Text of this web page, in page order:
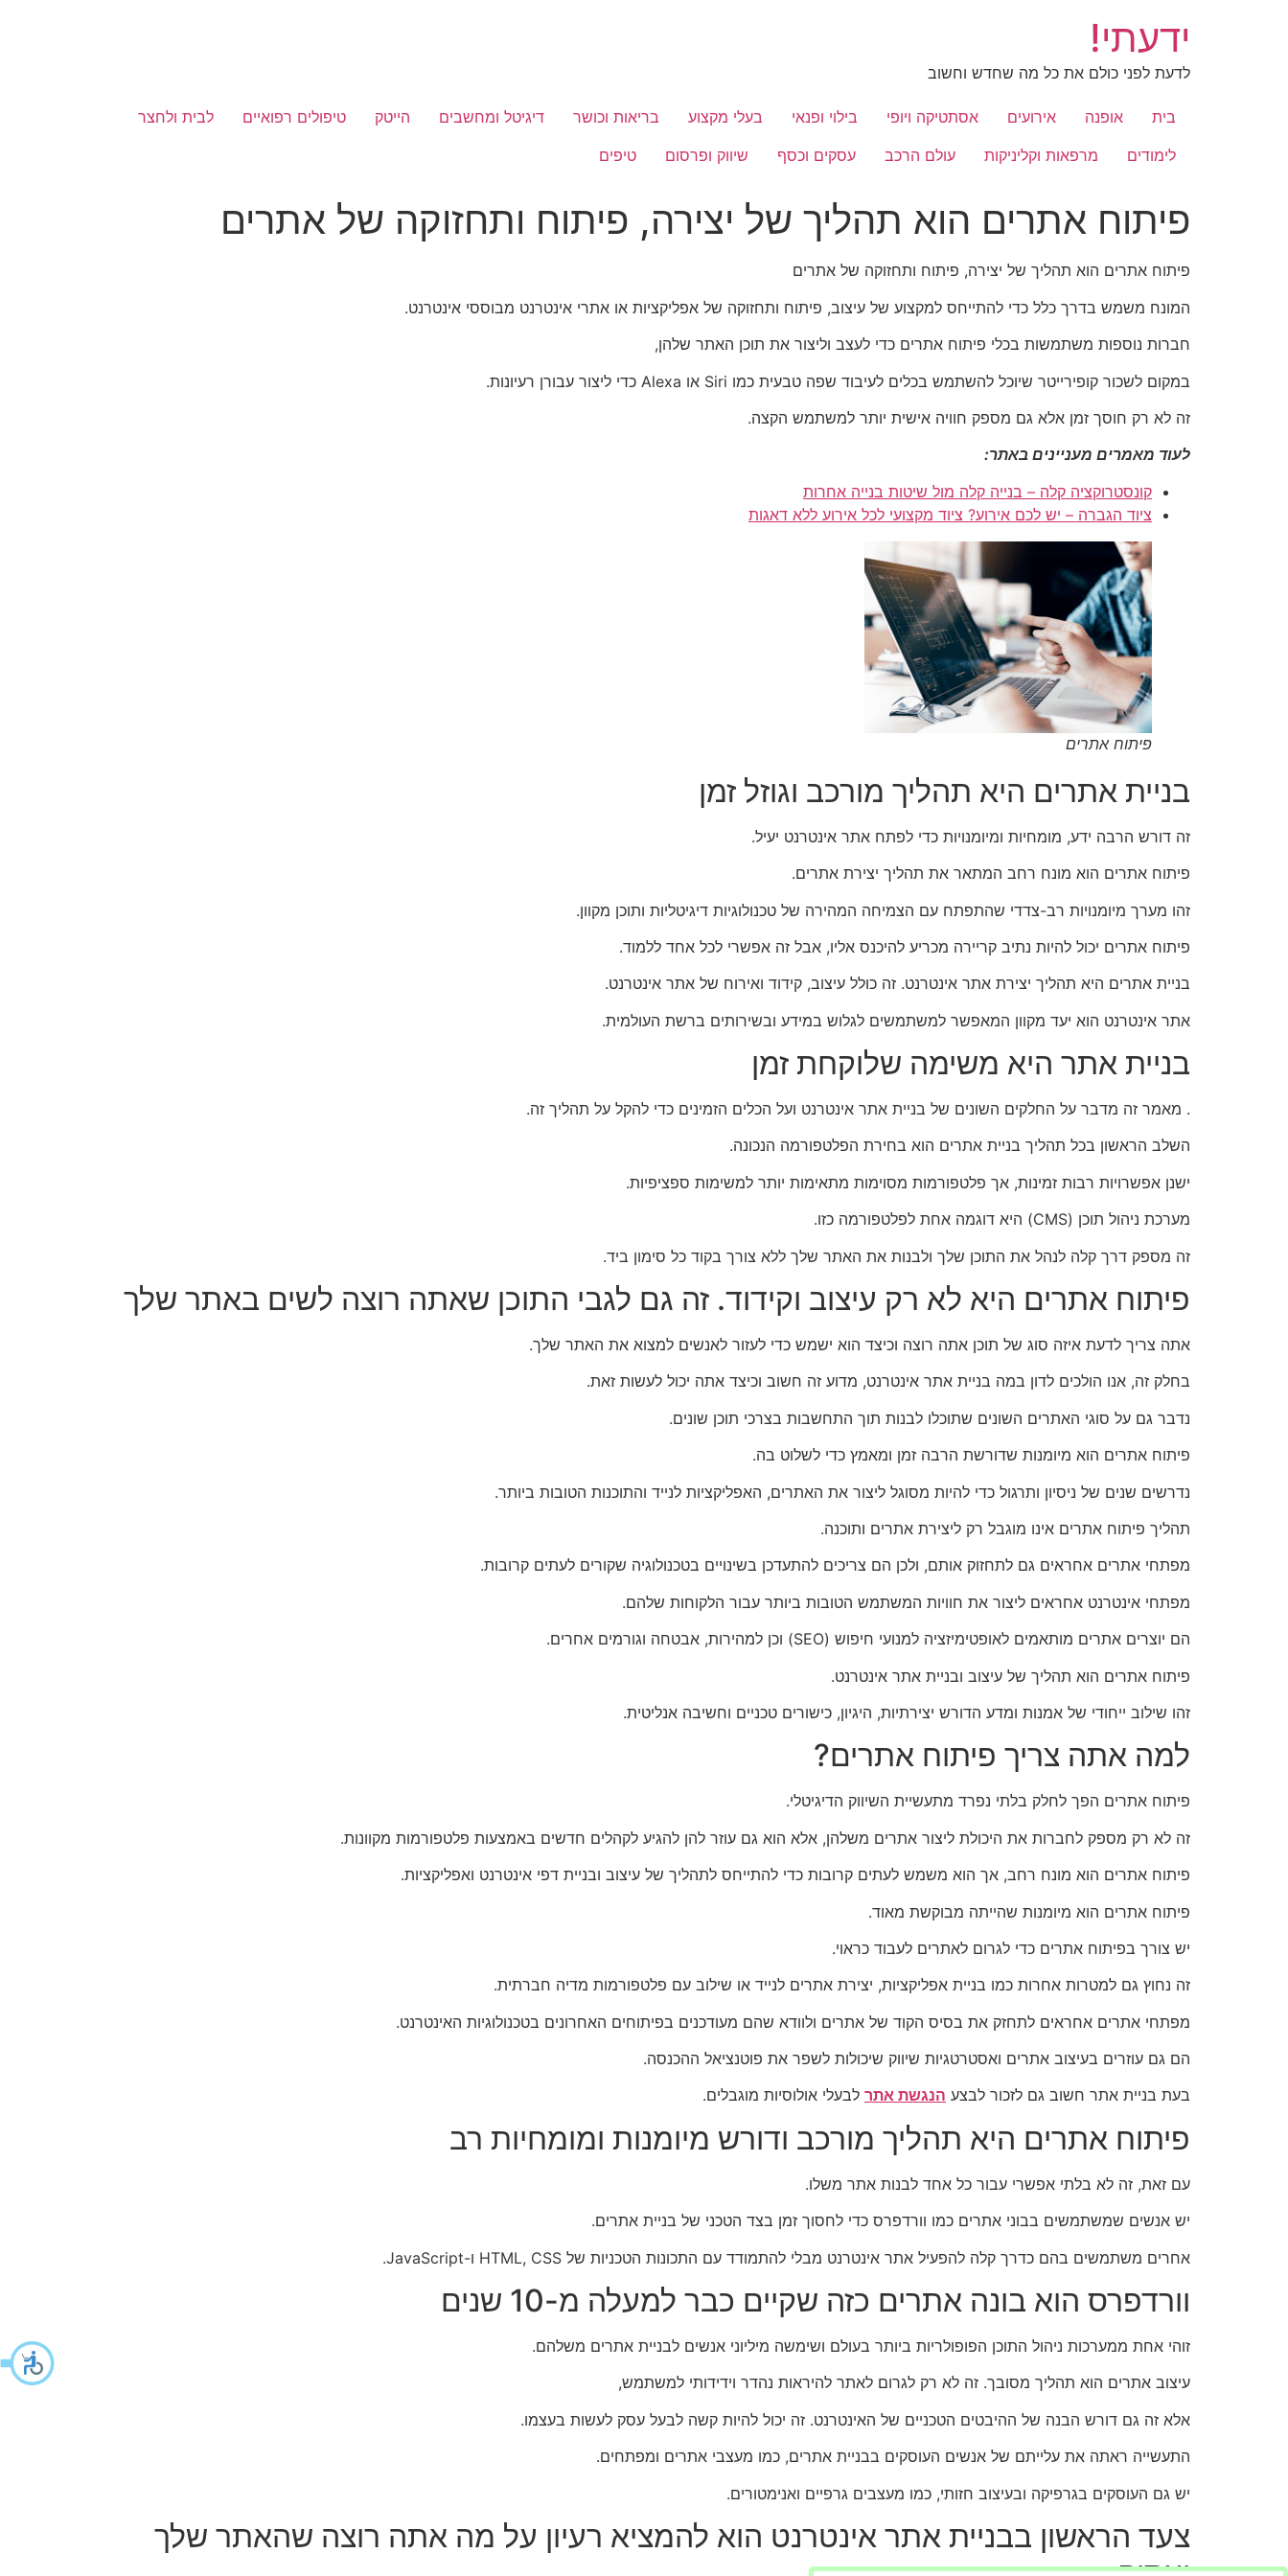
ידעתי!
לדעת לפני כולם את כל מה שחדש וחשוב
בית אופנה אירועים אסתטיקה ויופי בילוי ופנאי בעלי מקצוע בריאות וכושר דיגיטל ומחשבים הייטק טיפולים רפואיים
לבית ולחצר
לימודים
מרפאות וקליניקות עולם הרכב עסקים וכסף שיווק ופרסום טיפים
פיתוח אתרים הוא תהליך של יצירה, פיתוח ותחזוקה של אתרים
פיתוח אתרים הוא תהליך של יצירה, פיתוח ותחזוקה של אתרים
המונח משמש בדרך כלל כדי להתייחס למקצוע של עיצוב, פיתוח ותחזוקה של אפליקציות או אתרי אינטרנט מבוססי אינטרנט.
חברות נוספות משתמשות בכלי פיתוח אתרים כדי לעצב וליצור את תוכן האתר שלהן,
במקום לשכור קופירייטר שיוכל להשתמש בכלים לעיבוד שפה טבעית כמו Siri או Alexa כדי ליצור עבורן רעיונות.
זה לא רק חוסך זמן אלא גם מספק חוויה אישית יותר למשתמש הקצה.
לעוד מאמרים מעניינים באתר:
קונסטרוקציה קלה – בנייה קלה מול שיטות בנייה אחרות
ציוד הגברה – יש לכם אירוע? ציוד מקצועי לכל אירוע ללא דאגות
פיתוח אתרים
בניית אתרים היא תהליך מורכב וגוזל זמן
זה דורש הרבה ידע, מומחיות ומיומנויות כדי לפתח אתר אינטרנט יעיל.
פיתוח אתרים הוא מונח רחב המתאר את תהליך יצירת אתרים.
זהו מערך מיומנויות רב-צדדי שהתפתח עם הצמיחה המהירה של טכנולוגיות דיגיטליות ותוכן מקוון.
פיתוח אתרים יכול להיות נתיב קריירה מכריע להיכנס אליו, אבל זה אפשרי לכל אחד ללמוד.
בניית אתרים היא תהליך יצירת אתר אינטרנט. זה כולל עיצוב, קידוד ואירוח של אתר אינטרנט.
אתר אינטרנט הוא יעד מקוון המאפשר למשתמשים לגלוש במידע ובשירותים ברשת העולמית.
בניית אתר היא משימה שלוקחת זמן
. מאמר זה מדבר על החלקים השונים של בניית אתר אינטרנט ועל הכלים הזמינים כדי להקל על תהליך זה.
השלב הראשון בכל תהליך בניית אתרים הוא בחירת הפלטפורמה הנכונה.
ישנן אפשרויות רבות זמינות, אך פלטפורמות מסוימות מתאימות יותר למשימות ספציפיות.
מערכת ניהול תוכן (CMS) היא דוגמה אחת לפלטפורמה כזו.
זה מספק דרך קלה לנהל את התוכן שלך ולבנות את האתר שלך ללא צורך בקוד כל סימון ביד.
פיתוח אתרים היא לא רק עיצוב וקידוד. זה גם לגבי התוכן שאתה רוצה לשים באתר שלך
אתה צריך לדעת איזה סוג של תוכן אתה רוצה וכיצד הוא ישמש כדי לעזור לאנשים למצוא את האתר שלך.
בחלק זה, אנו הולכים לדון במה בניית אתר אינטרנט, מדוע זה חשוב וכיצד אתה יכול לעשות זאת.
נדבר גם על סוגי האתרים השונים שתוכלו לבנות תוך התחשבות בצרכי תוכן שונים.
פיתוח אתרים הוא מיומנות שדורשת הרבה זמן ומאמץ כדי לשלוט בה.
נדרשים שנים של ניסיון ותרגול כדי להיות מסוגל ליצור את האתרים, האפליקציות לנייד והתוכנות הטובות ביותר.
תהליך פיתוח אתרים אינו מוגבל רק ליצירת אתרים ותוכנה.
מפתחי אתרים אחראים גם לתחזוק אותם, ולכן הם צריכים להתעדכן בשינויים בטכנולוגיה שקורים לעתים קרובות.
מפתחי אינטרנט אחראים ליצור את חוויות המשתמש הטובות ביותר עבור הלקוחות שלהם.
הם יוצרים אתרים מותאמים לאופטימיזציה למנועי חיפוש (SEO) וכן למהירות, אבטחה וגורמים אחרים.
פיתוח אתרים הוא תהליך של עיצוב ובניית אתר אינטרנט.
זהו שילוב ייחודי של אמנות ומדע הדורש יצירתיות, היגיון, כישורים טכניים וחשיבה אנליטית.
למה אתה צריך פיתוח אתרים?
פיתוח אתרים הפך לחלק בלתי נפרד מתעשיית השיווק הדיגיטלי.
זה לא רק מספק לחברות את היכולת ליצור אתרים משלהן, אלא הוא גם עוזר להן להגיע לקהלים חדשים באמצעות פלטפורמות מקוונות.
פיתוח אתרים הוא מונח רחב, אך הוא משמש לעתים קרובות כדי להתייחס לתהליך של עיצוב ובניית דפי אינטרנט ואפליקציות.
פיתוח אתרים הוא מיומנות שהייתה מבוקשת מאוד.
יש צורך בפיתוח אתרים כדי לגרום לאתרים לעבוד כראוי.
זה נחוץ גם למטרות אחרות כמו בניית אפליקציות, יצירת אתרים לנייד או שילוב עם פלטפורמות מדיה חברתית.
מפתחי אתרים אחראים לתחזק את בסיס הקוד של אתרים ולוודא שהם מעודכנים בפיתוחים האחרונים בטכנולוגיות האינטרנט.
הם גם עוזרים בעיצוב אתרים ואסטרטגיות שיווק שיכולות לשפר את פוטנציאל ההכנסה.
בעת בניית אתר חשוב גם לזכור לבצע הנגשת אתר לבעלי אולוסיות מוגבלים.
פיתוח אתרים היא תהליך מורכב ודורש מיומנות ומומחיות רב
עם זאת, זה לא בלתי אפשרי עבור כל אחד לבנות אתר משלו.
יש אנשים שמשתמשים בבוני אתרים כמו וורדפרס כדי לחסוך זמן בצד הטכני של בניית אתרים.
אחרים משתמשים בהם כדרך קלה להפעיל אתר אינטרנט מבלי להתמודד עם התכונות הטכניות של HTML, CSS ו-JavaScript.
וורדפרס הוא בונה אתרים כזה שקיים כבר למעלה מ-10 שנים
זוהי אחת ממערכות ניהול התוכן הפופולריות ביותר בעולם ושימשה מיליוני אנשים לבניית אתרים משלהם.
עיצוב אתרים הוא תהליך מסובך. זה לא רק לגרום לאתר להיראות נהדר וידידותי למשתמש,
אלא זה גם דורש הבנה של ההיבטים הטכניים של האינטרנט. זה יכול להיות קשה לבעל עסק לעשות בעצמו.
התעשייה ראתה את עלייתם של אנשים העוסקים בבניית אתרים, כמו מעצבי אתרים ומפתחים.
יש גם העוסקים בגרפיקה ובעיצוב חזותי, כמו מעצבים גרפיים ואנימטורים.
צעד הראשון בבניית אתר אינטרנט הוא להמציא רעיון על מה אתה רוצה שהאתר שלך